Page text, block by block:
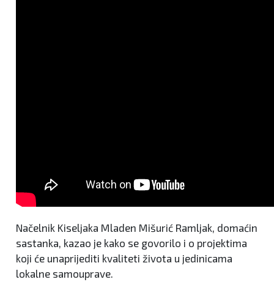
Načelnik Kiseljaka Mladen Mišurić Ramljak, domaćin
sastanka, kazao je kako se govorilo i o projektima
koji će unaprijediti kvaliteti života u jedinicama
lokalne samouprave.